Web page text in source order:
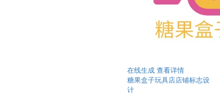
在线生成 查看详情
糖果盒子玩具店店铺标志设
计